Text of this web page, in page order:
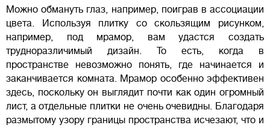
Можно обмануть глаз, например, поиграв в ассоциации
цвета. Используя плитку со скользящим рисунком,
например, под мрамор, вам удастся создать
трудноразличимый дизайн. То есть, когда в
пространстве невозможно понять, где начинается и
заканчивается комната. Мрамор особенно эффективен
здесь, поскольку он выглядит почти как один огромный
лист, а отдельные плитки не очень очевидны. Благодаря
размытому узору границы пространства исчезают, что и